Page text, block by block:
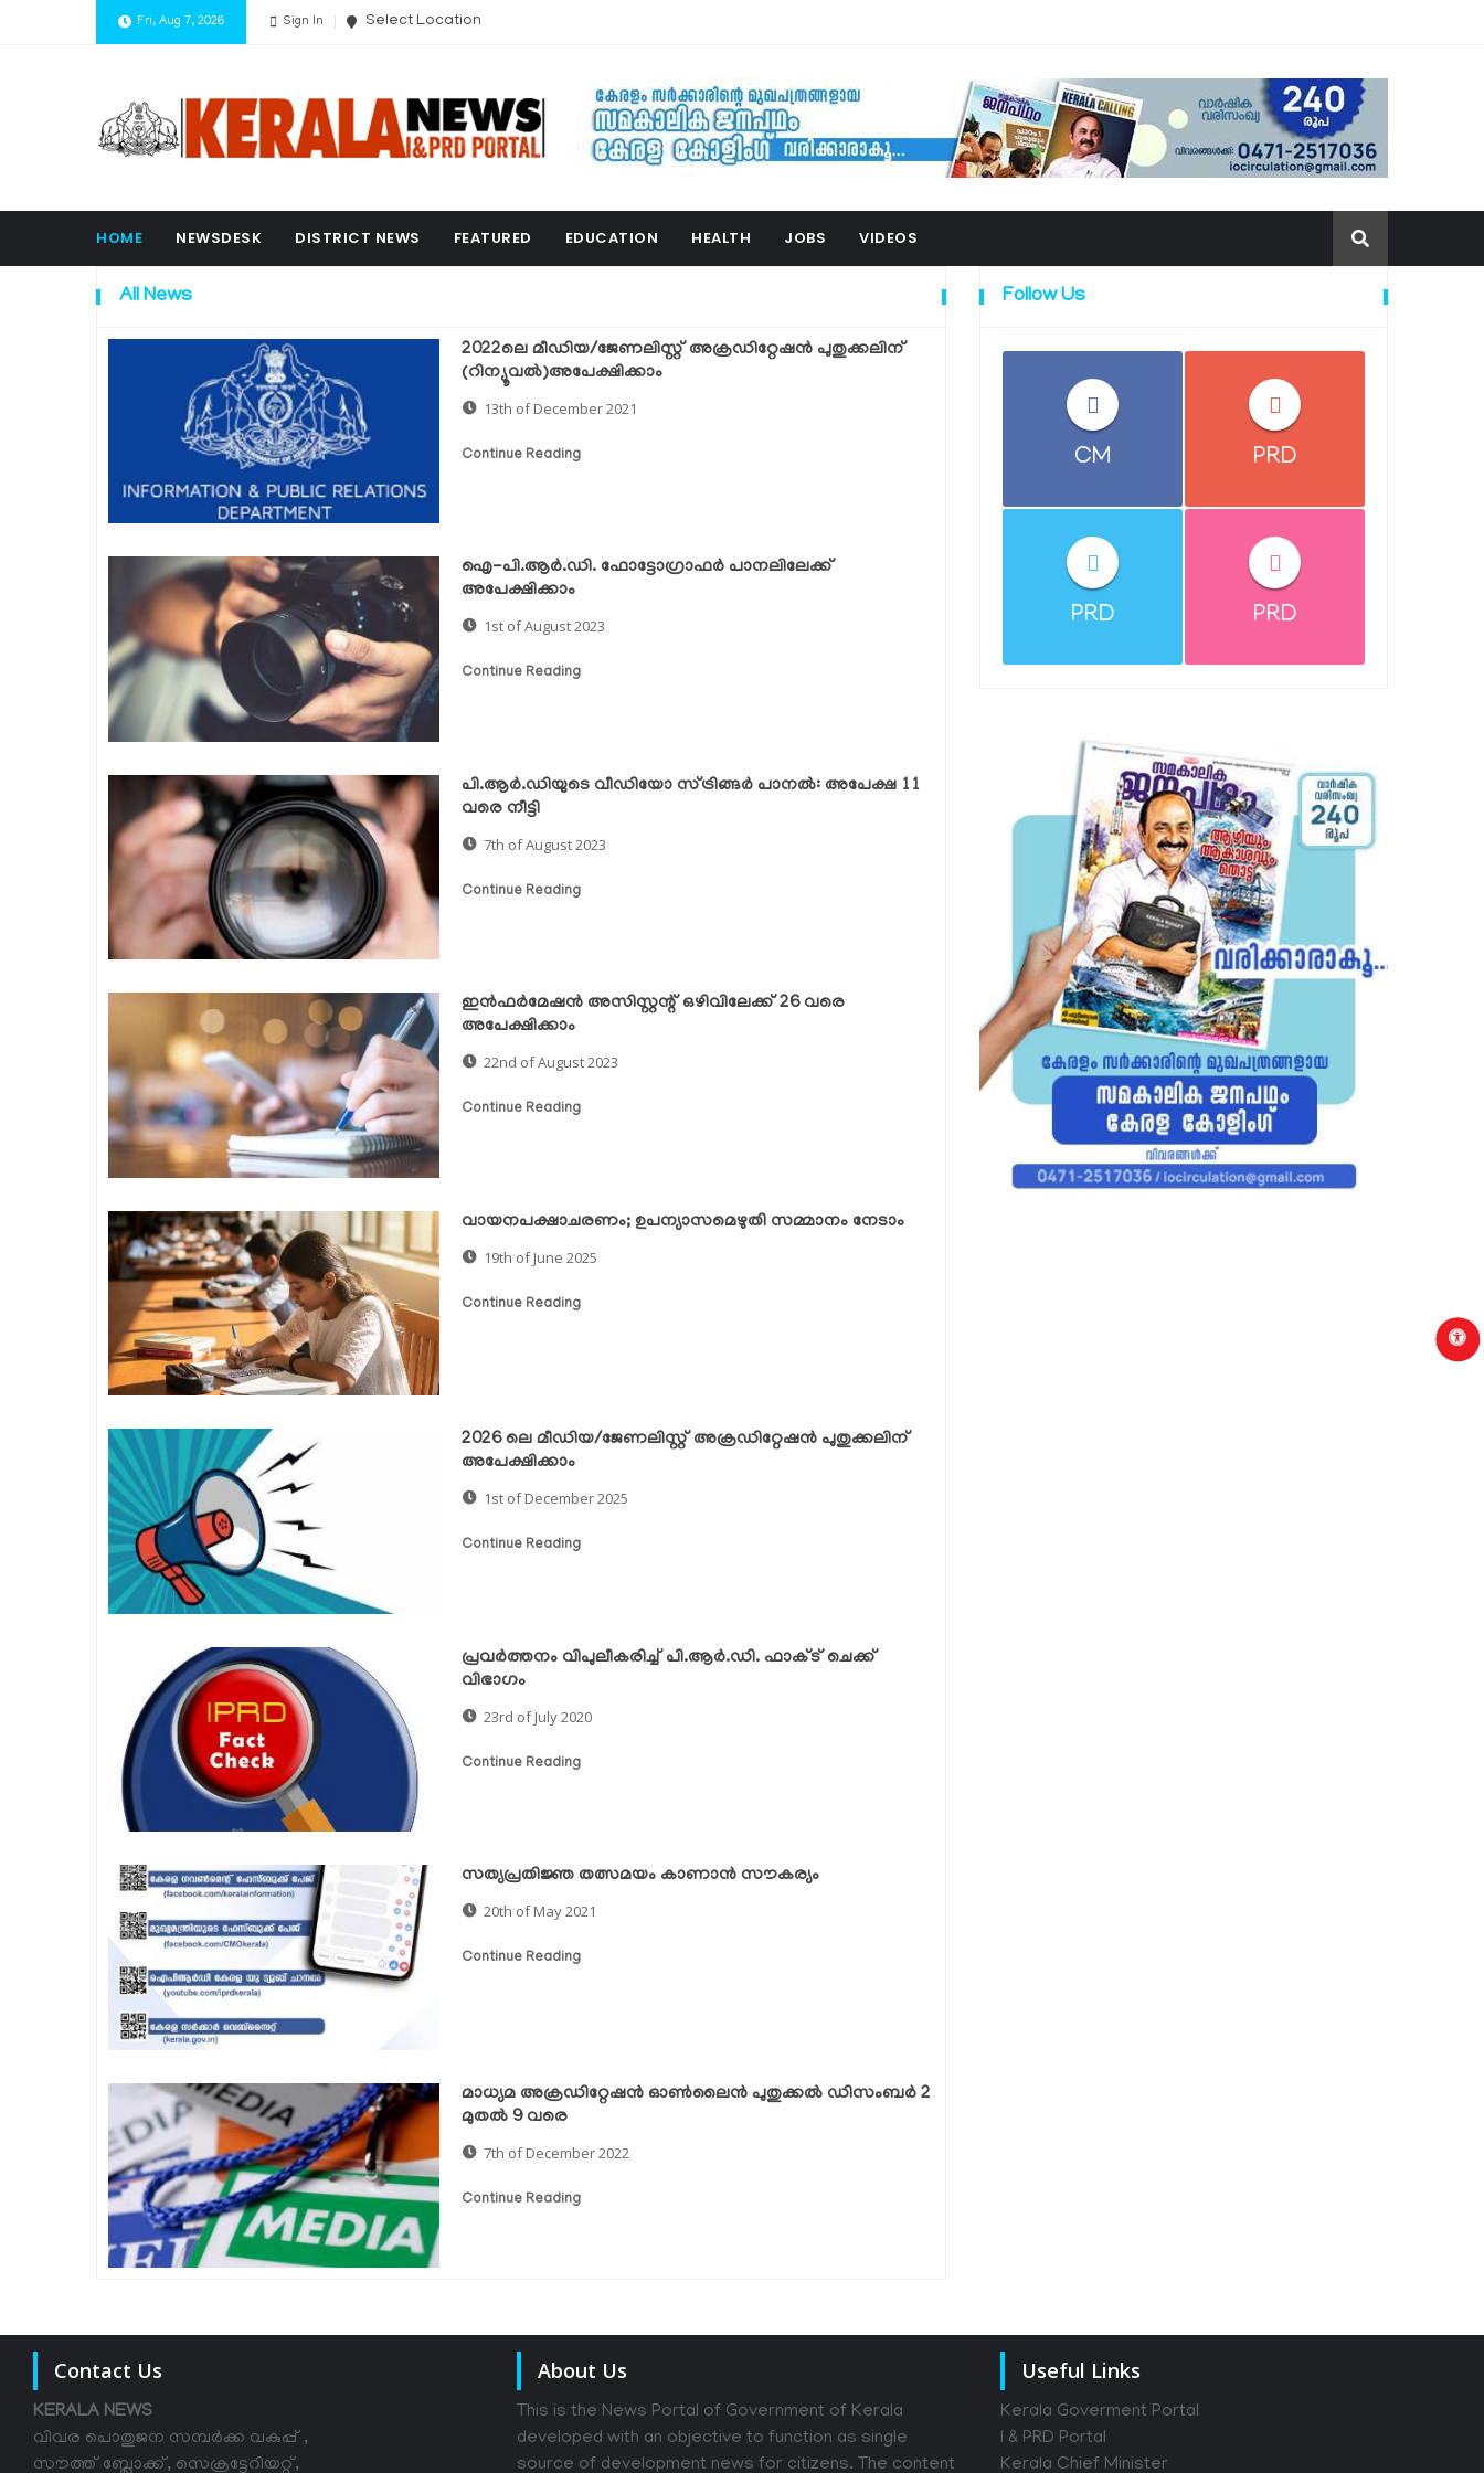
Fri, Aug 7, 2026 Sign In Select Location
HOME NEWSDESK DISTRICT NEWS FEATURED EDUCATION HEALTH JOBS VIDEOS
All News
2022ലെ മീഡിയ/ജേണലിസ്റ്റ് അക്രഡിറ്റേഷന്‍ പുതുക്കലിന്
(റിന്യൂവല്‍)അപേക്ഷിക്കാം
13th of December 2021
Continue Reading
ഐ-പി.ആര്‍.ഡി. ഫോട്ടോഗ്രാഫര്‍ പാനലിലേക്ക്
അപേക്ഷിക്കാം
1st of August 2023
Continue Reading
പി.ആര്‍.ഡിയുടെ വീഡിയോ സ്ട്രിങ്ങര്‍ പാനല്‍: അപേക്ഷ 11
വരെ നീട്ടി
7th of August 2023
Continue Reading
ഇന്‍ഫര്‍മേഷന്‍ അസിസ്റ്റന്റ് ഒഴിവിലേക്ക് 26 വരെ
അപേക്ഷിക്കാം
22nd of August 2023
Continue Reading
വായനപക്ഷാചരണം; ഉപന്യാസമെഴുതി സമ്മാനം നേടാം
19th of June 2025
Continue Reading
2026 ലെ മീഡിയ/ജേണലിസ്റ്റ് അക്രഡിറ്റേഷൻ പുതുക്കലിന്
അപേക്ഷിക്കാം
1st of December 2025
Continue Reading
പ്രവര്‍ത്തനം വിപുലീകരിച്ച് പി.ആര്‍.ഡി. ഫാക്ട് ചെക്ക്
വിഭാഗം
23rd of July 2020
Continue Reading
സത്യപ്രതിജ്ഞ തത്സമയം കാണാന്‍ സൗകര്യം
20th of May 2021
Continue Reading
മാധ്യമ അക്രഡിറ്റേഷൻ ഓൺലൈൻ പുതുക്കൽ ഡിസംബർ 2
മുതൽ 9 വരെ
7th of December 2022
Continue Reading
Follow Us
CM PRD
PRD PRD
Contact Us
KERALA NEWS
വിവര പൊതുജന സമ്പര്‍ക്ക വകുപ്പ് ,
സൗത്ത് ബ്ലോക്ക്, സെക്രട്ടേറിയറ്റ്,
About Us
This is the News Portal of Government of Kerala
developed with an objective to function as single
source of development news for citizens. The content
Useful Links
Kerala Goverment Portal
I & PRD Portal
Kerala Chief Minister